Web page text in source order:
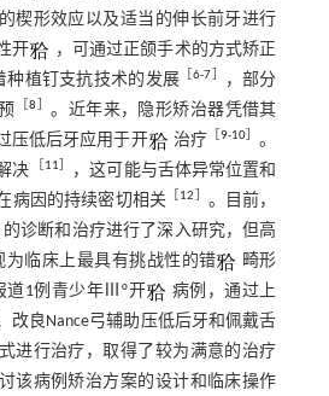
楔形效应以及适当的伸长前牙进行
开
，可通过正颌手术的方式矫正
种植钉支抗技术的发展 ［6-7
，部分
［8
。近年来，隐形矫治器凭借其
压低后牙应用于开
治疗 ［9-10
。
决
11
，这可能与舌体异常位置和
病因的持续密切相关
12
。目前，
的诊断和治疗进行了深入研究，但高
为临床上最具有挑战性的错
畸形
道1例青少年Ⅲ°开
病例，通过上
改良Nance弓辅助压低后牙和佩戴舌
进行治疗，取得了较为满意的治疗
该病例矫治方案的设计和临床操作